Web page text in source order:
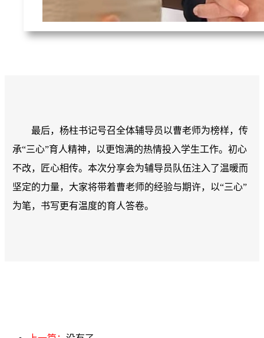
最后，杨柱书记号召全体辅导员以曹老师为榜样，传
承“三心”育人精神，以更饱满的热情投入学生工作。初心
不改，匠心相传。本次分享会为辅导员队伍注入了温暖而
坚定的力量，大家将带着曹老师的经验与期许，以“三心”
为笔，书写更有温度的育人答卷。